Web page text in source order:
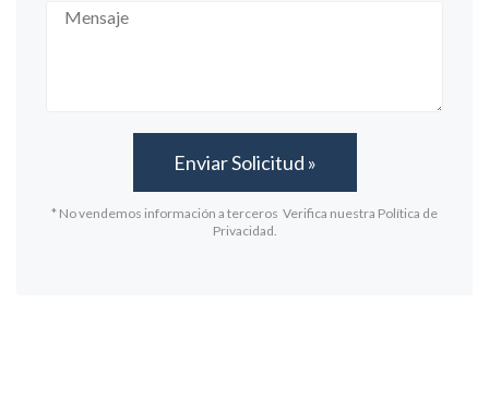
* No vendemos información a terceros Verifica nuestra Política de
Privacidad.